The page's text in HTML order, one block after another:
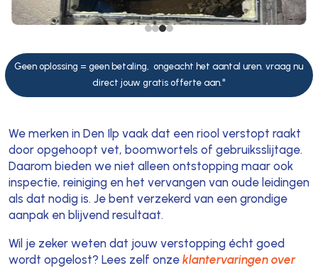
Geen oplossing = geen betaling, ongeacht het aantal uren. vraag nu
direct jouw gratis offerte aan."
We merken in Den Ilp vaak dat een riool verstopt raakt
door opgehoopt vet, boomwortels of gebruiksslijtage.
Daarom bieden we niet alleen ontstopping maar ook
inspectie, reiniging en het vervangen van oude leidingen
als dat nodig is. Je bent verzekerd van een grondige
aanpak en blijvend resultaat.
Wil je zeker weten dat jouw verstopping écht goed
wordt opgelost? Lees zelf onze klantervaringen over